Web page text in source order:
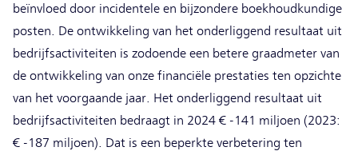
beïnvloed door incidentele en bijzondere boekhoudkundige
posten. De ontwikkeling van het onderliggend resultaat uit
bedrijfsactiviteiten is zodoende een betere graadmeter van
de ontwikkeling van onze financiële prestaties ten opzichte
van het voorgaande jaar. Het onderliggend resultaat uit
bedrijfsactiviteiten bedraagt in 2024 € -141 miljoen (2023:
€ -187 miljoen). Dat is een beperkte verbetering ten